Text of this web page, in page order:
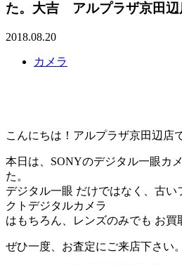
た。大吉 アルプラザ京田
2018.08.20
カメラ
こんにちは！アルプラザ京田辺店
本日は、SONYのデジタル一眼カ
た。
デジタル一眼 だけではなく、古
クトデジタルカメラ
はもちろん、レンズのみでも お買
ぜひ一度、お査定にご来店下さい。